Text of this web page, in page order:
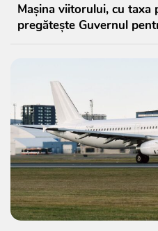
Mașina viitorului, cu taxa
pregătește Guvernul